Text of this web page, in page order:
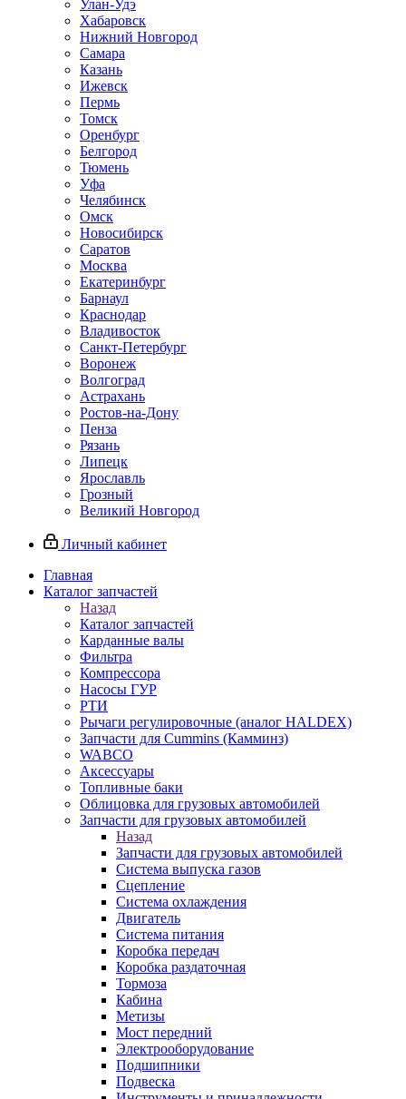
Улан-Удэ
Хабаровск
Нижний Новгород
Самара
Казань
Ижевск
Пермь
Томск
Оренбург
Белгород
Тюмень
Уфа
Челябинск
Омск
Новосибирск
Саратов
Москва
Екатеринбург
Барнаул
Краснодар
Владивосток
Санкт-Петербург
Воронеж
Волгоград
Астрахань
Ростов-на-Дону
Пенза
Рязань
Липецк
Ярославль
Грозный
Великий Новгород
Личный кабинет
Главная
Каталог запчастей
Назад
Каталог запчастей
Карданные валы
Фильтра
Компрессора
Насосы ГУР
РТИ
Рычаги регулировочные (аналог HALDEX)
Запчасти для Cummins (Камминз)
WABCO
Аксессуары
Топливные баки
Облицовка для грузовых автомобилей
Запчасти для грузовых автомобилей
Назад
Запчасти для грузовых автомобилей
Система выпуска газов
Сцепление
Система охлаждения
Двигатель
Система питания
Коробка передач
Коробка раздаточная
Тормоза
Кабина
Метизы
Мост передний
Электрооборудование
Подшипники
Подвеска